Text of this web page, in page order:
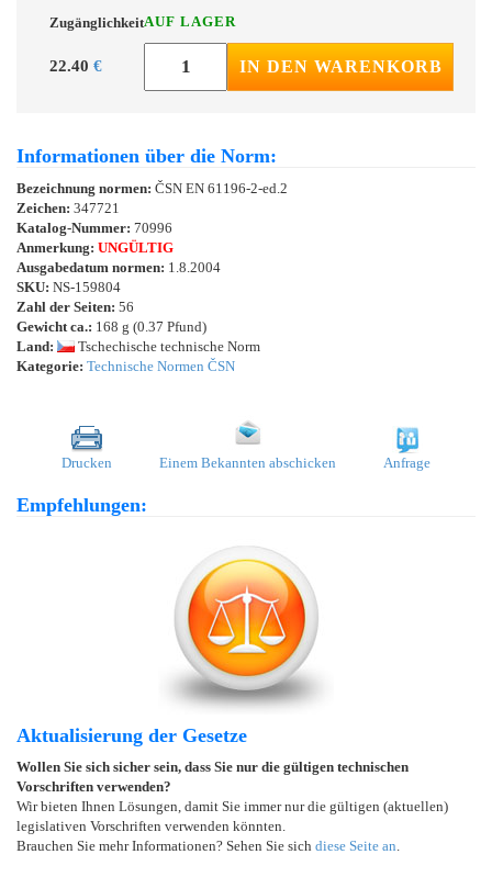
ZugänglichkeitAUF LAGER
22.40 € IN DEN WARENKORB
Informationen über die Norm:
Bezeichnung normen: ČSN EN 61196-2-ed.2
Zeichen: 347721
Katalog-Nummer: 70996
Anmerkung: UNGÜLTIG
Ausgabedatum normen: 1.8.2004
SKU: NS-159804
Zahl der Seiten: 56
Gewicht ca.: 168 g (0.37 Pfund)
Land:
Tschechische technische Norm
Kategorie: Technische Normen ČSN
Drucken Einem Bekannten abschicken Anfrage
Empfehlungen:
Aktualisierung der Gesetze
Wollen Sie sich sicher sein, dass Sie nur die gültigen technischen
Vorschriften verwenden?
Wir bieten Ihnen Lösungen, damit Sie immer nur die gültigen (aktuellen)
legislativen Vorschriften verwenden könnten.
Brauchen Sie mehr Informationen? Sehen Sie sich diese Seite an